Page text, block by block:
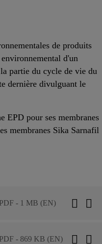
de produits
d'un
partie du cycle de vie du
dernière divulguant le
EPD pour ses membranes
membranes Sika Sarnafil
PDF - 1 MB (EN)
PDF - 869 KB (EN)